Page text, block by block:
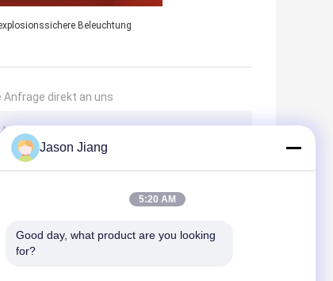
Beleuchtung
Anfrage direkt an uns
Jason Jiang
5:20 AM
Good day, what product are you looking
for?